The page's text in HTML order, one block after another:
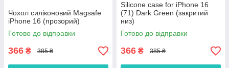
Чохол силіконовий Magsafe
iPhone 16 (прозорий)
Готово до відправки
366 ₴ 385 ₴
Silicone case for iPhone 16
(71) Dark Green (закритий
низ)
Готово до відправки
366 ₴ 385 ₴